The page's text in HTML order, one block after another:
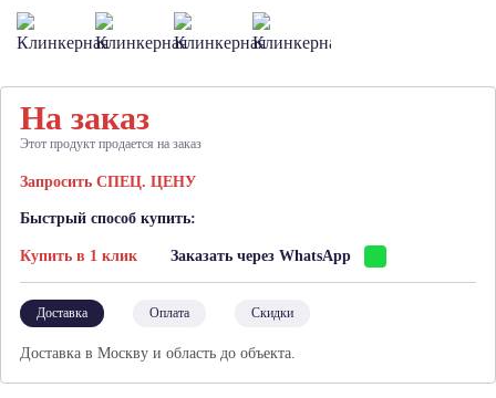
На заказ
Этот продукт продается на заказ
Запросить СПЕЦ. ЦЕНУ
Быстрый способ купить:
Купить в 1 клик Заказать через WhatsApp
Доставка Оплата Скидки
Доставка в Москву и область до объекта.